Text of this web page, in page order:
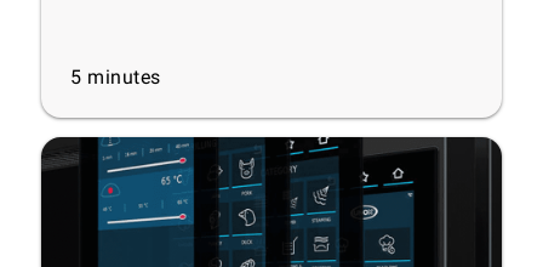
5 minutes